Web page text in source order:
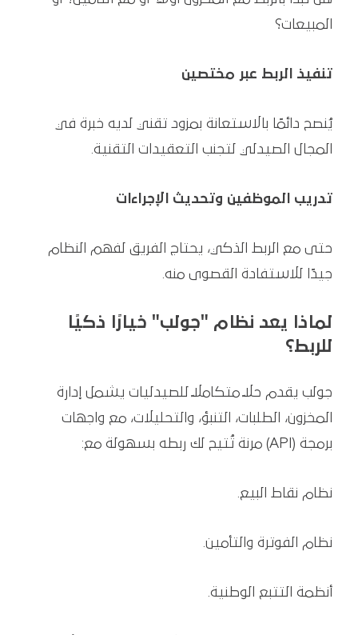
المبيعات؟
تنفيذ الربط عبر مختصين
يُنصح دائمًا بالاستعانة بمزود تقني لديه خبرة في
المجال الصيدلي لتجنب التعقيدات التقنية.
تدريب الموظفين وتحديث الإجراءات
حتى مع الربط الذكي، يحتاج الفريق لفهم النظام
جيدًا للاستفادة القصوى منه.
لماذا يعد نظام "جولب" خيارًا ذكيًا
للربط؟
جولب يقدم حلًا متكاملًا للصيدليات يشمل إدارة
المخزون، الطلبات، التنبؤ، والتحليلات، مع واجهات
برمجة (API) مرنة تُتيح لك ربطه بسهولة مع:
نظام نقاط البيع.
نظام الفوترة والتأمين.
أنظمة التتبع الوطنية.